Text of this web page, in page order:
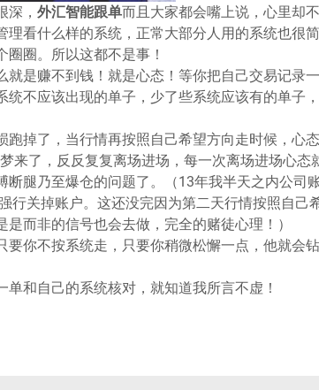
， 外汇智能跟单而且大家都会嘴上说，心里却不
看什么样的系统，正常大部分人用的系统也很
圈。所以这都不是事！
是赚不到钱！就是心态！等你把自己交易记录
不应该出现的单子，少了些系统应该有的单子
掉了，当行情再按照自己希望方向走时候，心
来了，反反复复离场进场，每一次离场进场心态
腿乃至爆仓的问题了。（13年我半天之内公司
行关掉账户。这还没完因为第二天行情按照自己
而非的信号也会去做，完全的赌徒心理！）
你不按系统走，只要你稍微松懈一点，他就会
和自己的系统核对，就知道我所言不虚！